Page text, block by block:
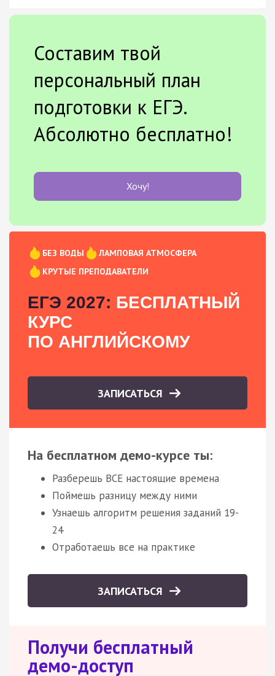
Составим твой
персональный план
подготовки к ЕГЭ.
Абсолютно бесплатно!
Хочу!
БЕЗ ВОДЫ
ЛАМПОВАЯ АТМОСФЕРА
КРУТЫЕ ПРЕПОДАВАТЕЛИ
ЕГЭ 2027: БЕСПЛАТНЫЙ
КУРС
ПО АНГЛИЙСКОМУ
ЗАПИСАТЬСЯ
На бесплатном демо-курсе ты:
Разберешь ВСЕ настоящие времена
Поймешь разницу между ними
Узнаешь алгоритм решения заданий 19-
24
Отработаешь все на практике
ЗАПИСАТЬСЯ
Получи бесплатный
демо-доступ